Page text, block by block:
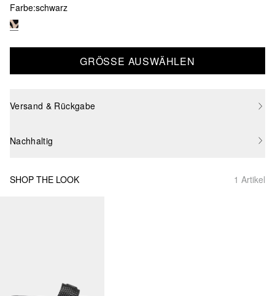
Farbe:schwarz
GRÖSSE AUSWÄHLEN
Versand & Rückgabe
Nachhaltig
SHOP THE LOOK 1 Artikel